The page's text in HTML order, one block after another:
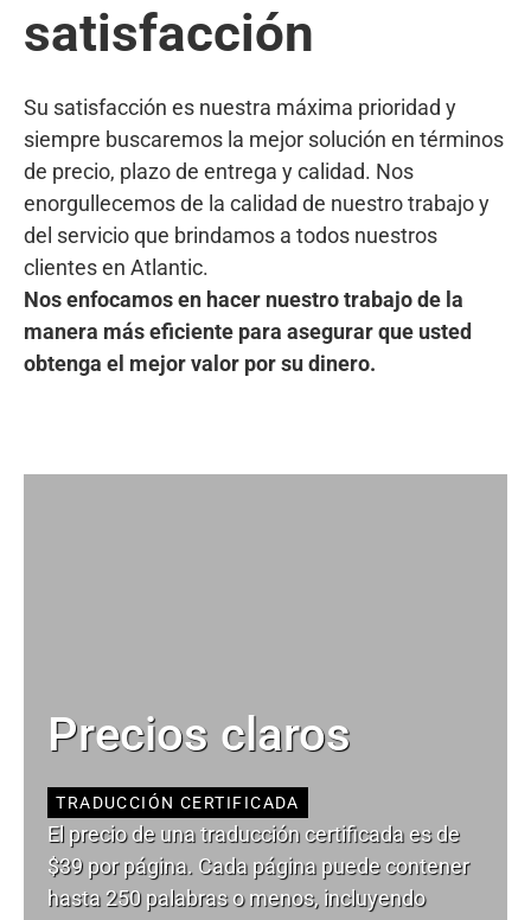
satisfacción
Su satisfacción es nuestra máxima prioridad y
siempre buscaremos la mejor solución en términos
de precio, plazo de entrega y calidad. Nos
enorgullecemos de la calidad de nuestro trabajo y
del servicio que brindamos a todos nuestros
clientes en Atlantic.
Nos enfocamos en hacer nuestro trabajo de la
manera más eficiente para asegurar que usted
obtenga el mejor valor por su dinero.
Precios claros
TRADUCCIÓN CERTIFICADA
El precio de una traducción certificada es de
$39 por página. Cada página puede contener
hasta 250 palabras o menos, incluyendo